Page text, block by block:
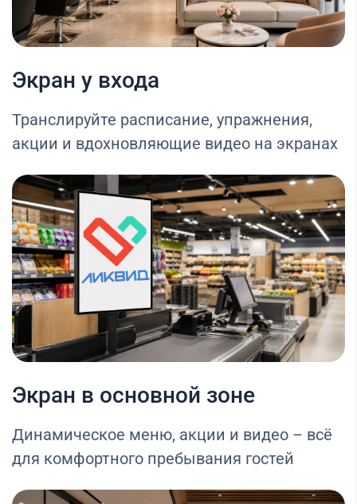
Экран у входа
Транслируйте расписание, упражнения,
акции и вдохновляющие видео на экранах
Экран в основной зоне
Динамическое меню, акции и видео – всё
для комфортного пребывания гостей